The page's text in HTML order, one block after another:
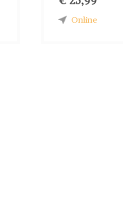
Online